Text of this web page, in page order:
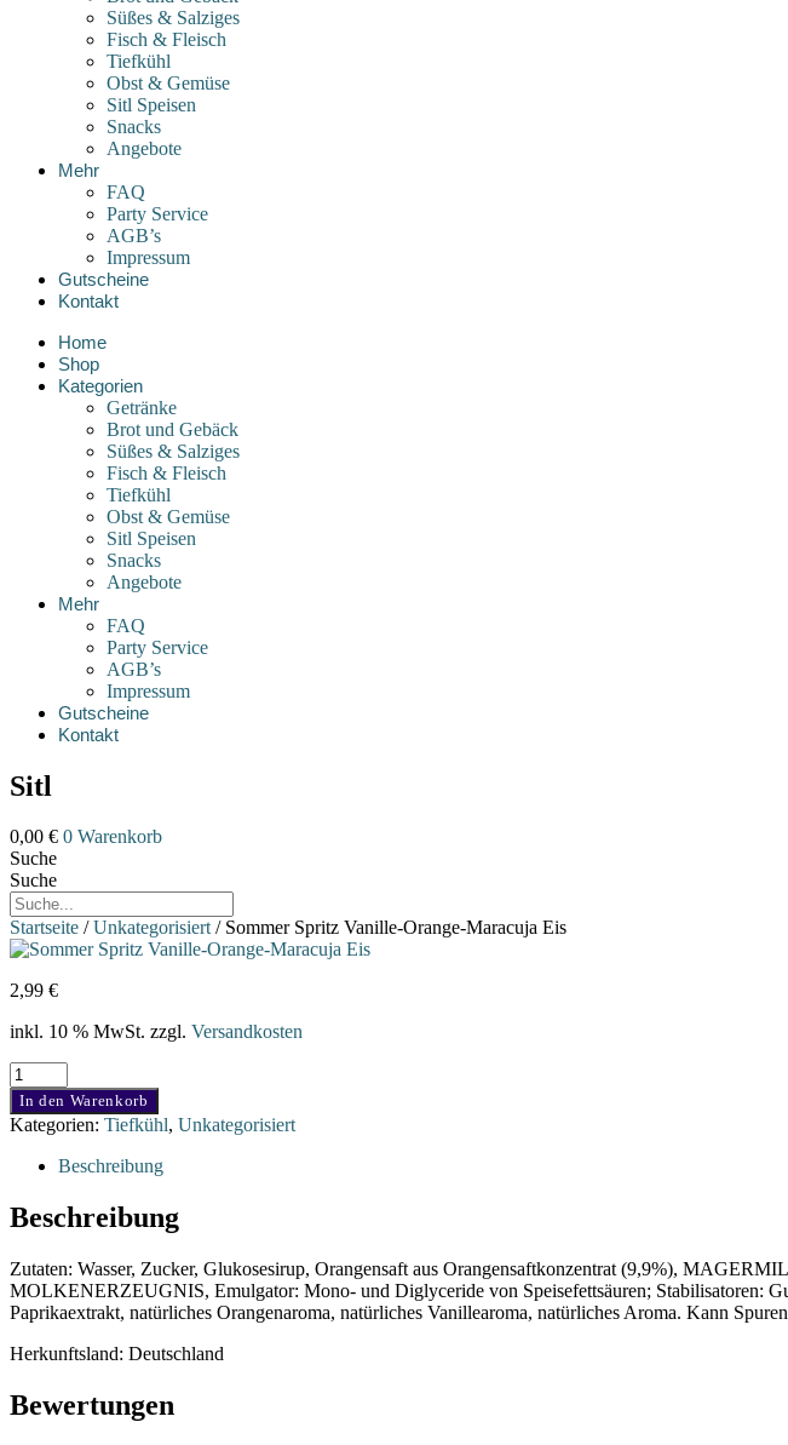
Süßes & Salziges
Fisch & Fleisch
Tiefkühl
Obst & Gemüse
Sitl Speisen
Snacks
Angebote
Mehr
FAQ
Party Service
AGB’s
Impressum
Gutscheine
Kontakt
Home
Shop
Kategorien
Getränke
Brot und Gebäck
Süßes & Salziges
Fisch & Fleisch
Tiefkühl
Obst & Gemüse
Sitl Speisen
Snacks
Angebote
Mehr
FAQ
Party Service
AGB’s
Impressum
Gutscheine
Kontakt
Sitl
0,00 € 0 Warenkorb
Suche
Suche
Startseite /Unkategorisiert/ Sommer Spritz Vanille-Orange-Maracuja Eis
2,99 €
inkl. 10 % MwSt. zzgl. Versandkosten
Sommer
Spritz
Vanille-
Orange-
Maracuja
Menge
In den Warenkorb
Kategorien: Tiefkühl, Unkategorisiert
Beschreibung
Beschreibung
Zutaten: Wasser, Zucker, Glukosesirup, Orangensaft aus Orangensaftkonzentrat (9,9%),
MOLKENERZEUGNIS, Emulgator: Mono- und Diglyceride von Speisefettsäuren; Stabilisatoren:
Paprikaextrakt, natürliches Orangenaroma, natürliches Vanillearoma, natürliches Aroma. Kann
Herkunftsland: Deutschland
Bewertungen